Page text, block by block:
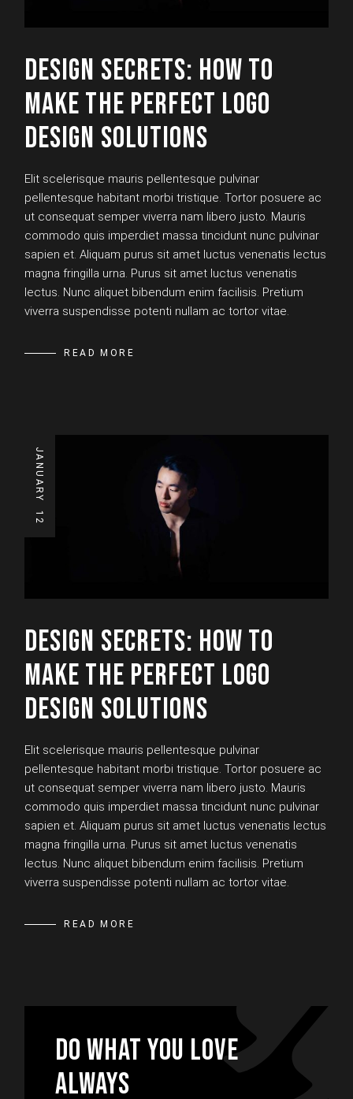
DESIGN SECRETS: HOW TO
MAKE THE PERFECT LOGO
DESIGN SOLUTIONS
Elit scelerisque mauris pellentesque pulvinar
pellentesque habitant morbi tristique. Tortor posuere ac
ut consequat semper viverra nam libero justo. Mauris
commodo quis imperdiet massa tincidunt nunc pulvinar
sapien et. Aliquam purus sit amet luctus venenatis lectus
magna fringilla urna. Purus sit amet luctus venenatis
lectus. Nunc aliquet bibendum enim facilisis. Pretium
viverra suspendisse potenti nullam ac tortor vitae.
READ MORE
JANUARY
12
DESIGN SECRETS: HOW TO
MAKE THE PERFECT LOGO
DESIGN SOLUTIONS
Elit scelerisque mauris pellentesque pulvinar
pellentesque habitant morbi tristique. Tortor posuere ac
ut consequat semper viverra nam libero justo. Mauris
commodo quis imperdiet massa tincidunt nunc pulvinar
sapien et. Aliquam purus sit amet luctus venenatis lectus
magna fringilla urna. Purus sit amet luctus venenatis
lectus. Nunc aliquet bibendum enim facilisis. Pretium
viverra suspendisse potenti nullam ac tortor vitae.
READ MORE
DO WHAT YOU LOVE
ALWAYS